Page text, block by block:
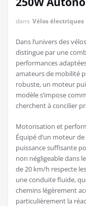
dans Vélos électriques
Dans l’univers des
distingue par une
performances
amateurs de mobilité
robuste, un moteur
modèle s’impose
cherchent à concilier
Motorisation et
Équipé d’un moteur
puissance suffisante
non négligeable dans
de 20 km/h respecte
une conduite fluide,
chemins légèrement
particulièrement la